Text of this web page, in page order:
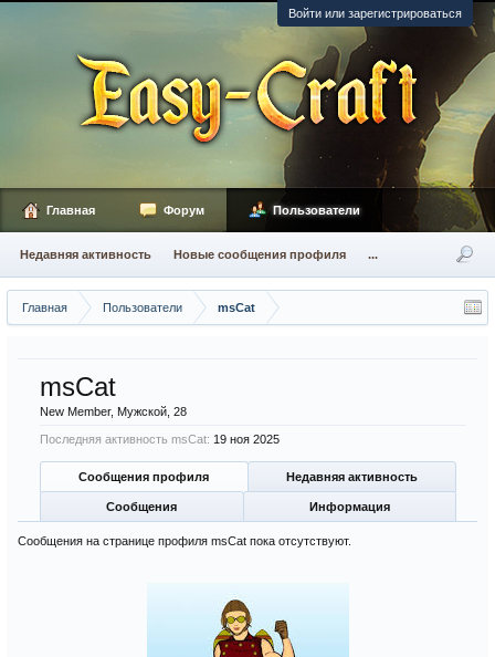
Войти или зарегистрироваться
Главная Пользователи msCat
msCat
New Member, Мужской, 28
Последняя активность msCat: 19 ноя 2025
Сообщения профиля Недавняя активность
Сообщения Информация
Сообщения на странице профиля msCat пока отсутствуют.
Главная Форум Пользователи
Недавняя активность Новые сообщения профиля ...